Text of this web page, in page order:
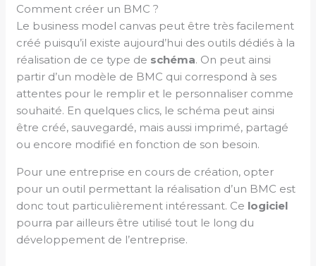
Comment créer un BMC ?
Le business model canvas peut être très facilement
créé puisqu’il existe aujourd’hui des outils dédiés à la
réalisation de ce type de schéma. On peut ainsi
partir d’un modèle de BMC qui correspond à ses
attentes pour le remplir et le personnaliser comme
souhaité. En quelques clics, le schéma peut ainsi
être créé, sauvegardé, mais aussi imprimé, partagé
ou encore modifié en fonction de son besoin.
Pour une entreprise en cours de création, opter
pour un outil permettant la réalisation d’un BMC est
donc tout particulièrement intéressant. Ce logiciel
pourra par ailleurs être utilisé tout le long du
développement de l’entreprise.